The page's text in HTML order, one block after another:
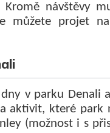
Kromě návštěvy
můžete projet
v parku Denali
aktivit, které park
(možnost i s